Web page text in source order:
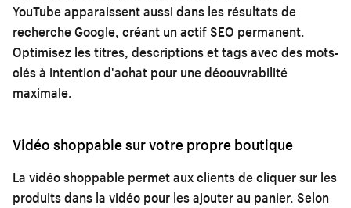
YouTube apparaissent aussi dans les résultats de
recherche Google, créant un actif SEO permanent.
Optimisez les titres, descriptions et tags avec des mots-
clés à intention d'achat pour une découvrabilité
maximale.
Vidéo shoppable sur votre propre boutique
La vidéo shoppable permet aux clients de cliquer sur les
produits dans la vidéo pour les ajouter au panier. Selon